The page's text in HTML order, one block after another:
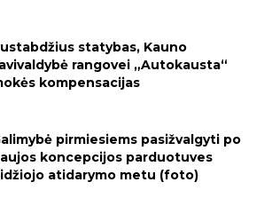
statybas, Kauno
rangovei „Autokausta“
kompensacijas
pirmiesiems pasižvalgyti po
koncepcijos parduotuves
atidarymo metu (foto)